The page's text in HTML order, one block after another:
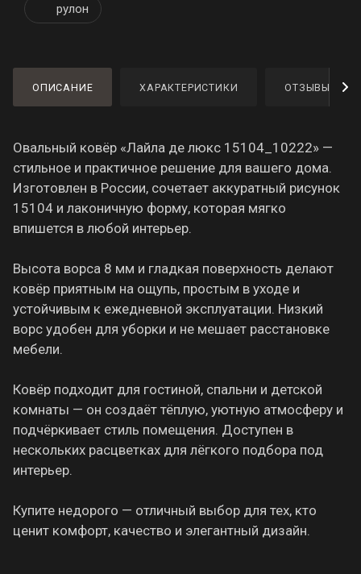
рулон
ОПИСАНИЕ ХАРАКТЕРИСТИКИ ОТЗЫВЫ
Овальный ковёр «Лайла де люкс 15104_10222» —
стильное и практичное решение для вашего дома.
Изготовлен в России, сочетает аккуратный рисунок
15104 и лаконичную форму, которая мягко
впишется в любой интерьер.
Высота ворса 8 мм и гладкая поверхность делают
ковёр приятным на ощупь, простым в уходе и
устойчивым к ежедневной эксплуатации. Низкий
ворс удобен для уборки и не мешает расстановке
мебели.
Ковёр подходит для гостиной, спальни и детской
комнаты — он создаёт тёплую, уютную атмосферу и
подчёркивает стиль помещения. Доступен в
нескольких расцветках для лёгкого подбора под
интерьер.
Купите недорого — отличный выбор для тех, кто
ценит комфорт, качество и элегантный дизайн.